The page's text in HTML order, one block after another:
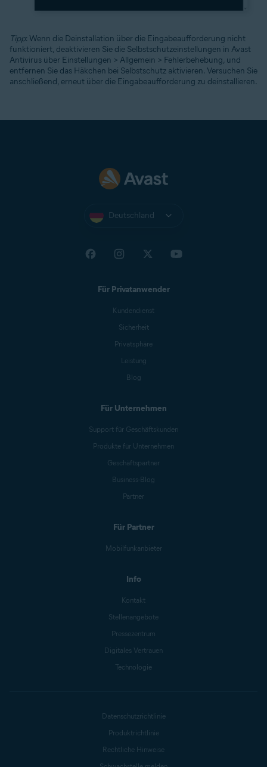
Tipp: Wenn die Deinstallation über die Eingabeaufforderung nicht
funktioniert, deaktivieren Sie die Selbstschutzeinstellungen in Avast
Antivirus über Einstellungen > Allgemein > Fehlerbehebung, und
entfernen Sie das Häkchen bei Selbstschutz aktivieren. Versuchen Sie
anschließend, erneut über die Eingabeaufforderung zu deinstallieren.
Deutschland
Für Privatanwender
Kundendienst
Sicherheit
Privatsphäre
Leistung
Blog
Für Unternehmen
Support für Geschäftskunden
Produkte für Unternehmen
Geschäftspartner
Business-Blog
Partner
Für Partner
Mobilfunkanbieter
Info
Kontakt
Stellenangebote
Pressezentrum
Digitales Vertrauen
Technologie
Datenschutzrichtlinie
Produktrichtlinie
Rechtliche Hinweise